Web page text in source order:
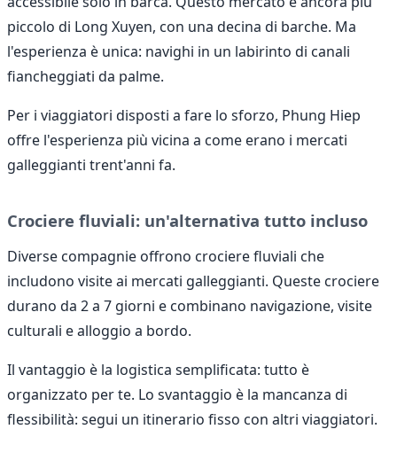
piccolo di Long Xuyen, con una decina di barche. Ma
l'esperienza è unica: navighi in un labirinto di canali
fiancheggiati da palme.
Per i viaggiatori disposti a fare lo sforzo, Phung Hiep
offre l'esperienza più vicina a come erano i mercati
galleggianti trent'anni fa.
Crociere fluviali: un'alternativa tutto incluso
Diverse compagnie offrono crociere fluviali che
includono visite ai mercati galleggianti. Queste crociere
durano da 2 a 7 giorni e combinano navigazione, visite
culturali e alloggio a bordo.
Il vantaggio è la logistica semplificata: tutto è
organizzato per te. Lo svantaggio è la mancanza di
flessibilità: segui un itinerario fisso con altri viaggiatori.